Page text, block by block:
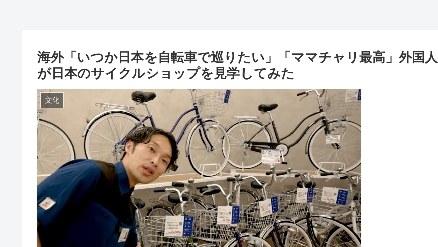
海外「いつか日本を自転車で巡りたい」「ママチャリ最高」外国人
が日本のサイクルショップを見学してみた
文化